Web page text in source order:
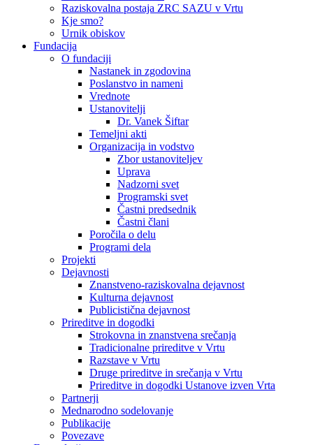
Raziskovalna postaja ZRC SAZU v Vrtu
Kje smo?
Urnik obiskov
Fundacija
O fundaciji
Nastanek in zgodovina
Poslanstvo in nameni
Vrednote
Ustanovitelji
Dr. Vanek Šiftar
Temeljni akti
Organizacija in vodstvo
Zbor ustanoviteljev
Uprava
Nadzorni svet
Programski svet
Častni predsednik
Častni člani
Poročila o delu
Programi dela
Projekti
Dejavnosti
Znanstveno-raziskovalna dejavnost
Kulturna dejavnost
Publicistična dejavnost
Prireditve in dogodki
Strokovna in znanstvena srečanja
Tradicionalne prireditve v Vrtu
Razstave v Vrtu
Druge prireditve in srečanja v Vrtu
Prireditve in dogodki Ustanove izven Vrta
Partnerji
Mednarodno sodelovanje
Publikacije
Povezave